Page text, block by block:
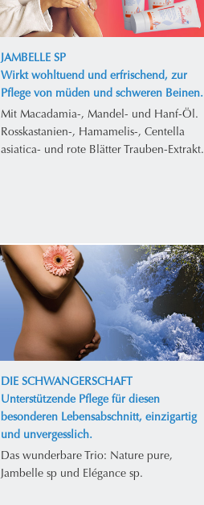
JAMBELLE SP
Wirkt wohltuend und erfrischend, zur
Pflege von müden und schweren Beinen.
Mit Macadamia-, Mandel- und Hanf-Öl.
Rosskastanien-, Hamamelis-, Centella
asiatica- und rote Blätter Trauben-Extrakt.
DIE SCHWANGERSCHAFT
Unterstützende Pflege für diesen
besonderen Lebensabschnitt, einzigartig
und unvergesslich.
Das wunderbare Trio: Nature pure,
Jambelle sp und Elégance sp.